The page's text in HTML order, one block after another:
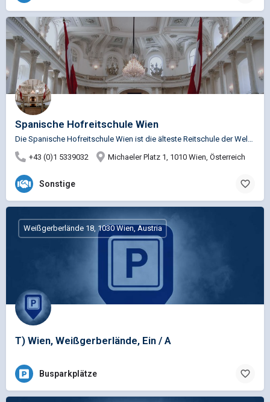
Spanische Hofreitschule Wien
+43 (0)1 5339032
Michaeler Platz 1, 1010 Wien, Österreich
Sonstige
T) Wien, Weißgerberlände, Ein / A
Weißgerberlände 18, 1030 Wien, Austria
Busparkplätze